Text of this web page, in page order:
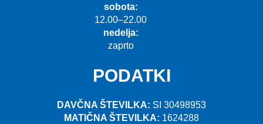
sobota:
12.00–22.00
nedelja:
zaprto
PODATKI
DAVČNA ŠTEVILKA: SI 30498953
MATIČNA ŠTEVILKA: 1624288